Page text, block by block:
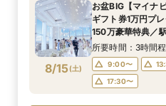
8/14(金)
所要時間：3時間
10:00〜
フェア
8/14(金)
14:00〜
フェア
8/14(金)
17:30〜
フェア
8/14(金)
14:00〜
フェア
8/15(土)
お盆BIG【マイナ
ギフト券1万円プ
150万豪華特典／
つの会場見学
所要時間：3時間
9:00〜
17:30〜